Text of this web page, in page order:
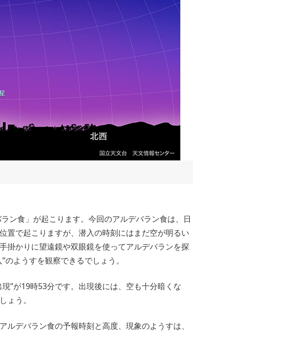
ン食」が起こります。今回のアルデバラン食は、日
置で起こりますが、潜入の時刻にはまだ空が明るい
掛かりに望遠鏡や双眼鏡を使ってアルデバランを探
ようすを観察できるでしょう。
”が19時53分です。出現後には、空も十分暗くな
ょう。
デバラン食の予報時刻と高度、現象のようすは、